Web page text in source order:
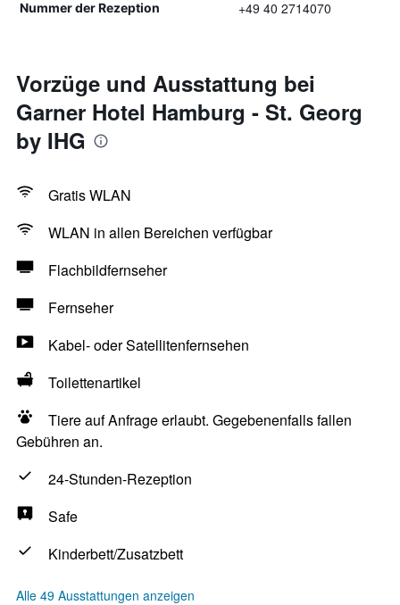
Nummer der Rezeption +49 40 2714070
Vorzüge und Ausstattung bei
Garner Hotel Hamburg - St. Georg
by IHG
Gratis WLAN
WLAN in allen Bereichen verfügbar
Flachbildfernseher
Fernseher
Kabel- oder Satellitenfernsehen
Toilettenartikel
Tiere auf Anfrage erlaubt. Gegebenenfalls fallen
Gebühren an.
24-Stunden-Rezeption
Safe
Kinderbett/Zusatzbett
Alle 49 Ausstattungen anzeigen